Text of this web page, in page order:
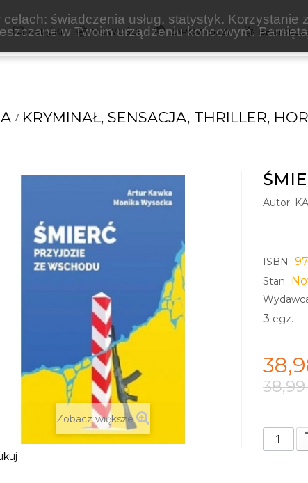
świadczenia usług, statystyk.
w Twoim urządzeniu końcowym.
KSIĄŻKI NOWOŚCI ZAPOWIEDZI
KRYMINAŁ, SENSACJA, THRILLER,
Zobacz większe
Autor:
ISBN
Stan
3 egz.
...
38,99